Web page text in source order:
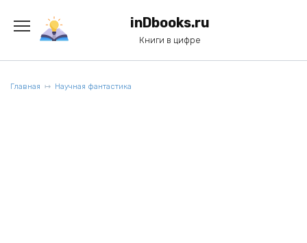
содержанию
inDbooks.ru
Книги в цифре
Главная Научная фантастика